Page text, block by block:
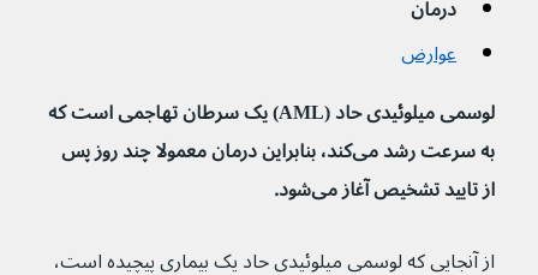
درمان
عوارض
لوسمی میلوئیدی حاد (AML) یک سرطان تهاجمی است که
به سرعت رشد می‌کند، بنابراین درمان معمولا چند روز پس
از تایید تشخیص آغاز می‌شود.
از آنجایی که لوسمی میلوئیدی حاد یک بیماری پیچیده است،